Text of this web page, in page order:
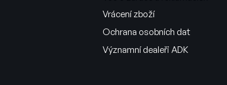
Vrácení zboží
Ochrana osobních dat
Významní dealeři ADK